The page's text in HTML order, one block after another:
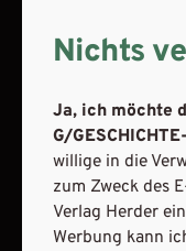
erfasst und
Newsletter oder E-
ausschalten.
Weiterführende
E-Mail
Nichts
Ja, ich möchte
G/
willige in die
zum Zweck des
Verlag Herder
Werbung kann